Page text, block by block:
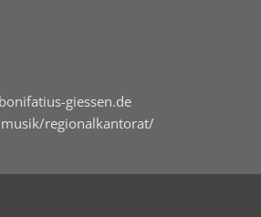
giessen.de
regionalkantorat/